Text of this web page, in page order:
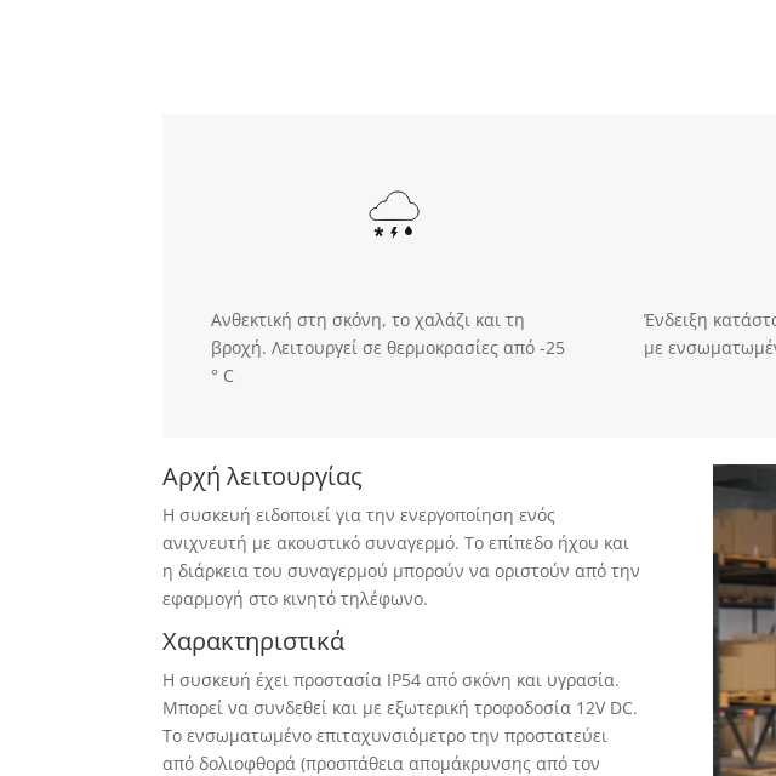
Ανθεκτική στη σκόνη, το χαλάζι και τη
βροχή. Λειτουργεί σε θερμοκρασίες από -25
° C
Ένδειξη
με
Αρχή λειτουργίας
Η συσκευή ειδοποιεί για την ενεργοποίηση ενός
ανιχνευτή με ακουστικό συναγερμό. Το επίπεδο ήχου και
η διάρκεια του συναγερμού μπορούν να οριστούν από την
εφαρμογή στο κινητό τηλέφωνο.
Χαρακτηριστικά
Η συσκευή έχει προστασία IP54 από σκόνη και υγρασία.
Μπορεί να συνδεθεί και με εξωτερική τροφοδοσία 12V DC.
Το ενσωματωμένο επιταχυνσιόμετρο την προστατεύει
από δολιοφθορά (προσπάθεια απομάκρυνσης από τον